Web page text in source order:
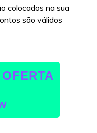
colocados na sua
são válidos